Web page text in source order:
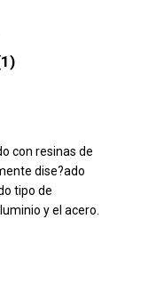
con resinas de
dise?ado
tipo de
y el acero.